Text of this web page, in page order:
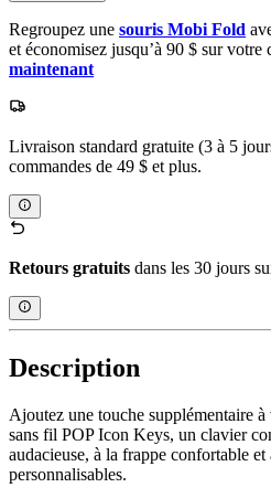
Regroupez une souris Mobi Fold
et économisez jusqu’à 90 $ sur votre
maintenant
Livraison standard gratuite (3 à 5
commandes de 49 $ et plus.
Retours gratuits dans les 30 jours
Description
Ajoutez une touche supplémentaire
sans fil POP Icon Keys, un clavier
audacieuse, à la frappe confortable
personnalisables.